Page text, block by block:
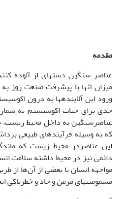
مقدمه
عناصر سنگین دسته‏ای از آلوده‏
میزان آنها با پیشرفت صنعت روز
ورود این آلاینده‏ها به درون
عناصرسنگین به داخل محیط زیست،
که به وسیله فرآیندهای طبیعی
این عناصردر محیط زیست که
دائمی نیز در محیط داشته سلامت
مواجهه انسان با بعضی از آن‌ها از
مسمومیت‏های مزمن و حاد و خطرناکی